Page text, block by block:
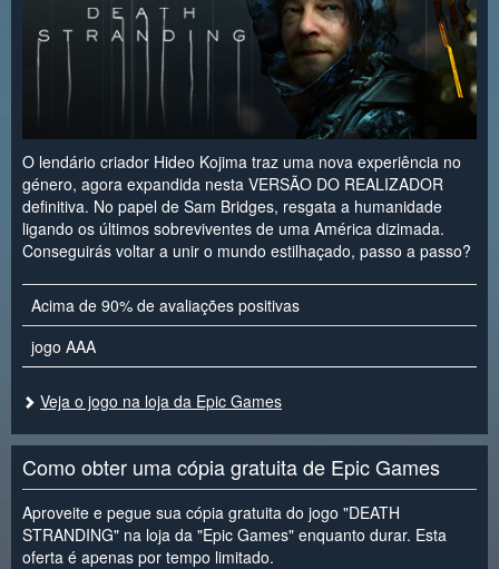
O lendário criador Hideo Kojima traz uma nova experiência no
género, agora expandida nesta VERSÃO DO REALIZADOR
definitiva. No papel de Sam Bridges, resgata a humanidade
ligando os últimos sobreviventes de uma América dizimada.
Conseguirás voltar a unir o mundo estilhaçado, passo a passo?
Acima de 90% de avaliações positivas
jogo AAA
Veja o jogo na loja da Epic Games
Como obter uma cópia gratuita de Epic Games
Aproveite e pegue sua cópia gratuita do jogo "DEATH
STRANDING" na loja da "Epic Games" enquanto durar. Esta
oferta é apenas por tempo limitado.